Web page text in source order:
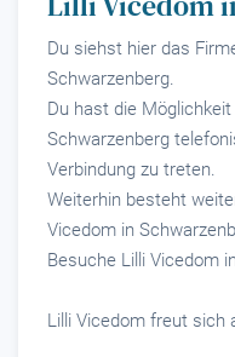
Du siehst hier das
Schwarzenberg.
Du hast die
Schwarzenberg
Verbindung zu treten.
Weiterhin besteht
Vicedom in
Besuche Lilli Vicedom
Lilli Vicedom freut sich